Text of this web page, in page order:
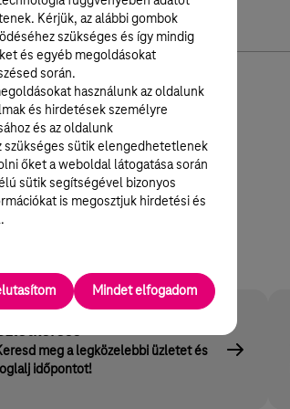
meg a legközelebbi üzletet és
időpontot!
Kérjük, az alábbi gombok
szükséges és így mindig
és egyéb megoldásokat
során.
használunk az oldalunk
és hirdetések személyre
és az oldalunk
szükséges sütik elengedhetetlenek
őket a weboldal látogatása során
sütik segítségével bizonyos
is megosztjuk hirdetési és
Mindet elfogadom